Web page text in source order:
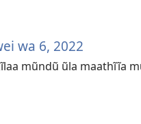
wa 6, 2022
mũndũ ũla maathĩĩa